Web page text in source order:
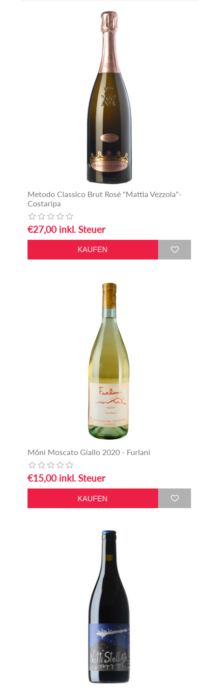
Metodo Classico Brut Rosé "Mattia Vezzola"-
Costaripa
€27,00 inkl. Steuer
Möni Moscato Giallo 2020 - Furlani
€15,00 inkl. Steuer